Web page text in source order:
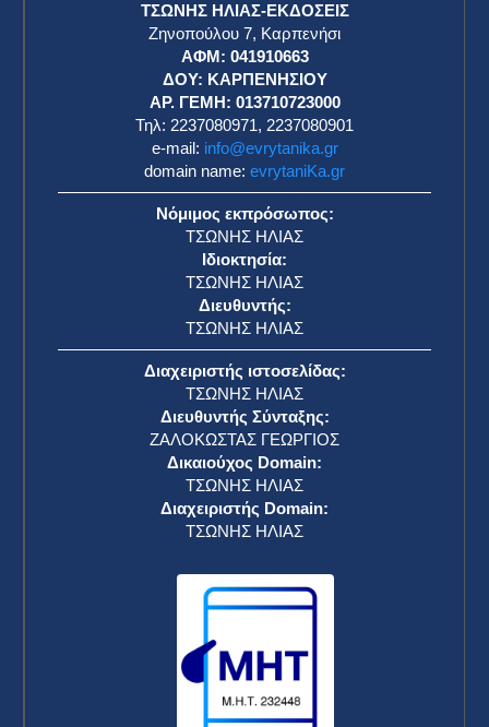
ΤΣΩΝΗΣ ΗΛΙΑΣ-ΕΚΔΟΣΕΙΣ
Ζηνοπούλου 7, Καρπενήσι
ΑΦΜ: 041910663
ΔΟΥ: ΚΑΡΠΕΝΗΣΙΟΥ
ΑΡ. ΓΕΜΗ: 013710723000
Τηλ: 2237080971, 2237080901
e-mail: info@evrytanika.gr
domain name: evrytaniKa.gr
Νόμιμος εκπρόσωπος:
ΤΣΩΝΗΣ ΗΛΙΑΣ
Ιδιοκτησία:
ΤΣΩΝΗΣ ΗΛΙΑΣ
Διευθυντής:
ΤΣΩΝΗΣ ΗΛΙΑΣ
Διαχειριστής ιστοσελίδας:
ΤΣΩΝΗΣ ΗΛΙΑΣ
Διευθυντής Σύνταξης:
ΖΑΛΟΚΩΣΤΑΣ ΓΕΩΡΓΙΟΣ
Δικαιούχος Domain:
ΤΣΩΝΗΣ ΗΛΙΑΣ
Διαχειριστής Domain:
ΤΣΩΝΗΣ ΗΛΙΑΣ